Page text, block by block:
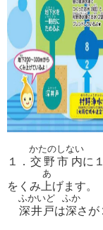
１． 交野市内
かたのしない
に
をくみ上
あ
げます。
深井戸
ふかいど
は深
ふか
さが